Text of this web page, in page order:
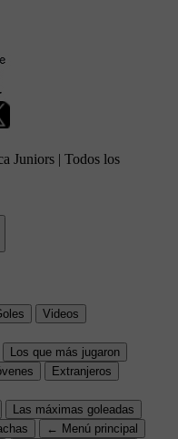
Juniors | Todos los
Videos
Los que más jugaron
Extranjeros
Las máximas goleadas
← Menú principal